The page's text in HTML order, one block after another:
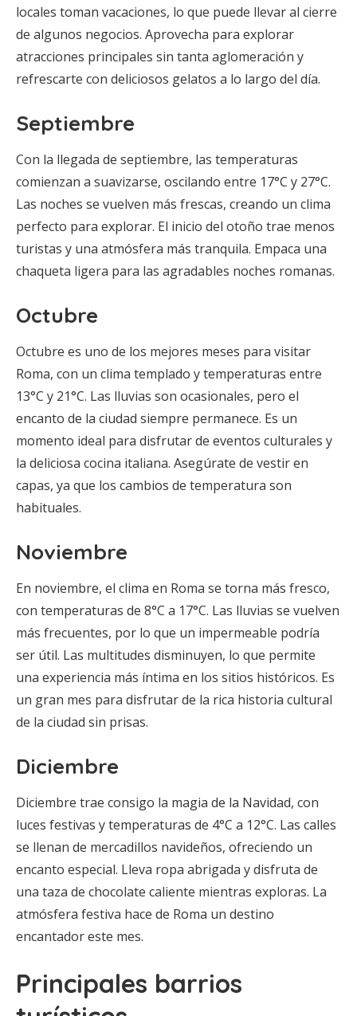
locales toman vacaciones, lo que puede llevar al cierre
de algunos negocios. Aprovecha para explorar
atracciones principales sin tanta aglomeración y
refrescarte con deliciosos gelatos a lo largo del día.
Septiembre
Con la llegada de septiembre, las temperaturas
comienzan a suavizarse, oscilando entre 17°C y 27°C.
Las noches se vuelven más frescas, creando un clima
perfecto para explorar. El inicio del otoño trae menos
turistas y una atmósfera más tranquila. Empaca una
chaqueta ligera para las agradables noches romanas.
Octubre
Octubre es uno de los mejores meses para visitar
Roma, con un clima templado y temperaturas entre
13°C y 21°C. Las lluvias son ocasionales, pero el
encanto de la ciudad siempre permanece. Es un
momento ideal para disfrutar de eventos culturales y
la deliciosa cocina italiana. Asegúrate de vestir en
capas, ya que los cambios de temperatura son
habituales.
Noviembre
En noviembre, el clima en Roma se torna más fresco,
con temperaturas de 8°C a 17°C. Las lluvias se vuelven
más frecuentes, por lo que un impermeable podría
ser útil. Las multitudes disminuyen, lo que permite
una experiencia más íntima en los sitios históricos. Es
un gran mes para disfrutar de la rica historia cultural
de la ciudad sin prisas.
Diciembre
Diciembre trae consigo la magia de la Navidad, con
luces festivas y temperaturas de 4°C a 12°C. Las calles
se llenan de mercadillos navideños, ofreciendo un
encanto especial. Lleva ropa abrigada y disfruta de
una taza de chocolate caliente mientras exploras. La
atmósfera festiva hace de Roma un destino
encantador este mes.
Principales barrios